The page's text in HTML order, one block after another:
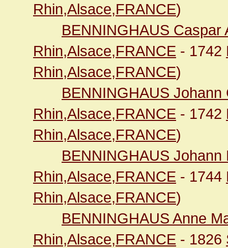
Rhin,Alsace,FRANCE)
BENNINGHAUS Caspar
Rhin,Alsace,FRANCE - 1742
Rhin,Alsace,FRANCE)
BENNINGHAUS Johann
Rhin,Alsace,FRANCE - 1742
Rhin,Alsace,FRANCE)
BENNINGHAUS Johann
Rhin,Alsace,FRANCE - 1744
Rhin,Alsace,FRANCE)
BENNINGHAUS Anne
Rhin,Alsace,FRANCE - 1826